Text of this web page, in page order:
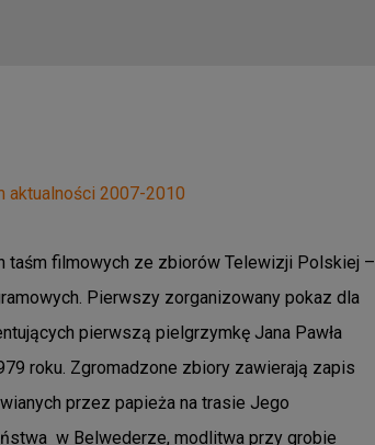
aktualności 2007-2010
taśm filmowych ze zbiorów Telewizji Polskiej –
Pierwszy zorganizowany pokaz dla
pierwszą pielgrzymkę Jana Pawła
roku. Zgromadzone zbiory zawierają zapis
przez papieża na trasie Jego
w Belwederze, modlitwa przy grobie